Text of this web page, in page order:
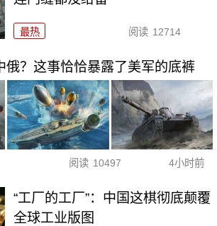
最热 阅读 12714
俄？这事恰恰暴露了美军的底裤
阅读 10497 4小时前
“工厂的工厂”：中国这棋彻底颠覆
全球工业版图